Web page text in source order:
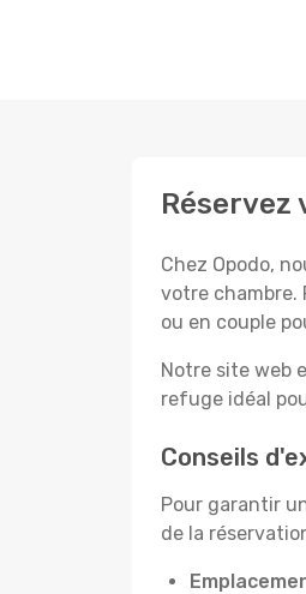
Réservez
Chez Opodo,
votre chambre.
ou en couple
Notre site web
refuge idéal
Conseils
Pour garantir
de la